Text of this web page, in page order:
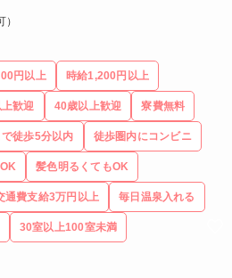
円以上 時給1,200円以上
歓迎 40歳以上歓迎 寮費無料
徒歩5分以内 徒歩圏内にコンビニ
髪色明るくてもOK
通費支給3万円以上 毎日温泉入れる
30室以上100室未満